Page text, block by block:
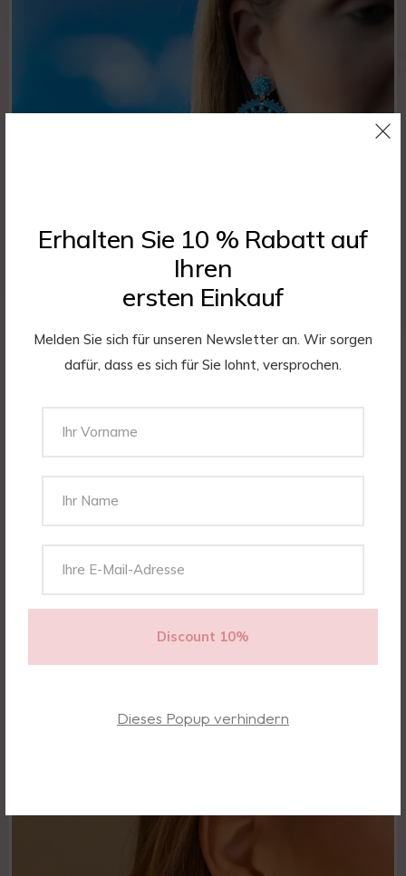
Erhalten Sie 10 % Rabatt auf
Ihren
ersten Einkauf
Melden Sie sich für unseren Newsletter an. Wir sorgen
dafür, dass es sich für Sie lohnt, versprochen.
Dieses Popup verhindern